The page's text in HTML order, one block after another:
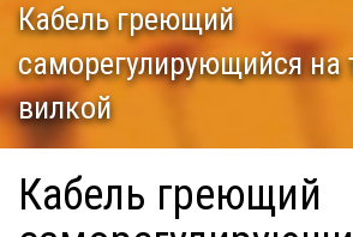
Кабель греющий
саморегулирующийся на
вилкой
Кабель греющий